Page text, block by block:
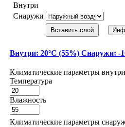
Внутри
Снаружи
Вставить слой
Внутри: 20°С (55%) Снаружи: -
Климатические параметры
Температура
Влажность
Климатические параметры